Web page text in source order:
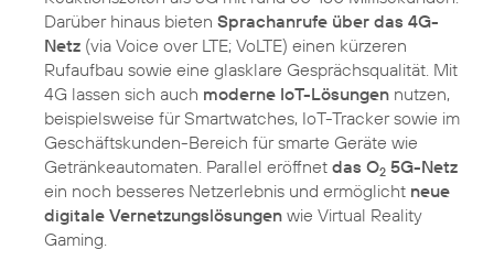
Darüber hinaus bieten Sprachanrufe über das 4G-
Netz (via Voice over LTE; VoLTE) einen kürzeren
Rufaufbau sowie eine glasklare Gesprächsqualität. Mit
4G lassen sich auch moderne IoT-Lösungen nutzen,
beispielsweise für Smartwatches, IoT-Tracker sowie im
Geschäftskunden-Bereich für smarte Geräte wie
Getränkeautomaten. Parallel eröffnet das O2 5G-Netz
ein noch besseres Netzerlebnis und ermöglicht neue
digitale Vernetzungslösungen wie Virtual Reality
Gaming.